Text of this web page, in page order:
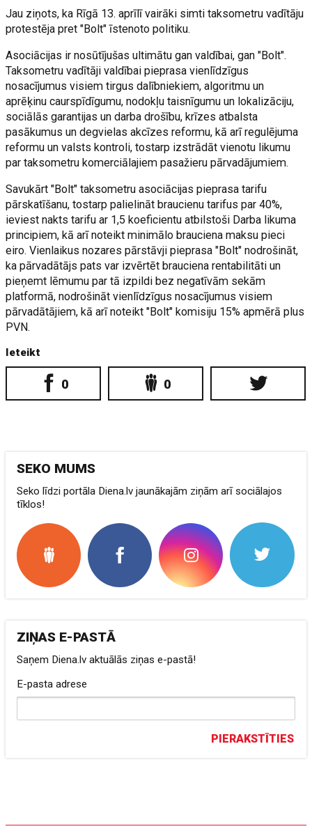
Jau ziņots, ka Rīgā 13. aprīlī vairāki simti taksometru vadītāju
protestēja pret "Bolt" īstenoto politiku.
Asociācijas ir nosūtījušas ultimātu gan valdībai, gan "Bolt".
Taksometru vadītāji valdībai pieprasa vienlīdzīgus
nosacījumus visiem tirgus dalībniekiem, algoritmu un
aprēķinu caurspīdīgumu, nodokļu taisnīgumu un lokalizāciju,
sociālās garantijas un darba drošību, krīzes atbalsta
pasākumus un degvielas akcīzes reformu, kā arī regulējuma
reformu un valsts kontroli, tostarp izstrādāt vienotu likumu
par taksometru komerciālajiem pasažieru pārvadājumiem.
Savukārt "Bolt" taksometru asociācijas pieprasa tarifu
pārskatīšanu, tostarp palielināt braucienu tarifus par 40%,
ieviest nakts tarifu ar 1,5 koeficientu atbilstoši Darba likuma
principiem, kā arī noteikt minimālo brauciena maksu pieci
eiro. Vienlaikus nozares pārstāvji pieprasa "Bolt" nodrošināt,
ka pārvadātājs pats var izvērtēt brauciena rentabilitāti un
pieņemt lēmumu par tā izpildi bez negatīvām sekām
platformā, nodrošināt vienlīdzīgus nosacījumus visiem
pārvadātājiem, kā arī noteikt "Bolt" komisiju 15% apmērā plus
PVN.
Ieteikt
0 0
SEKO MUMS
Seko līdzi portāla Diena.lv jaunākajām ziņām arī sociālajos
tīklos!
ZIŅAS E-PASTĀ
Saņem Diena.lv aktuālās ziņas e-pastā!
E-pasta adrese
PIERAKSTĪTIES